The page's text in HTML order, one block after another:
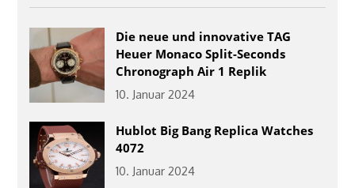
Die neue und innovative TAG
Heuer Monaco Split-Seconds
Chronograph Air 1 Replik
10. Januar 2024
Hublot Big Bang Replica Watches
4072
10. Januar 2024